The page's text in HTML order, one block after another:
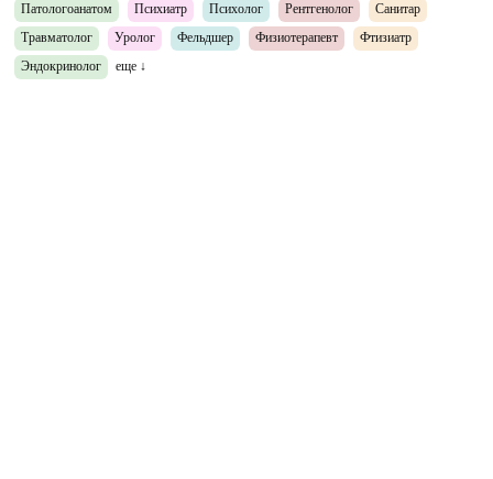
Патологоанатом
Психиатр Психолог Рентгенолог
Санитар
Травматолог
Уролог Фельдшер Физиотерапевт
Фтизиатр
Эндокринолог
еще ↓